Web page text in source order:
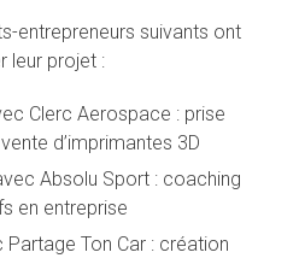
entrepreneurs suivants ont
leur projet :
Clerc Aerospace : prise
d’imprimantes 3D
Absolu Sport : coaching
en entreprise
Partage Ton Car : création